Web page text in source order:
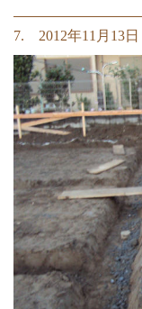
7. 2012年11月13日